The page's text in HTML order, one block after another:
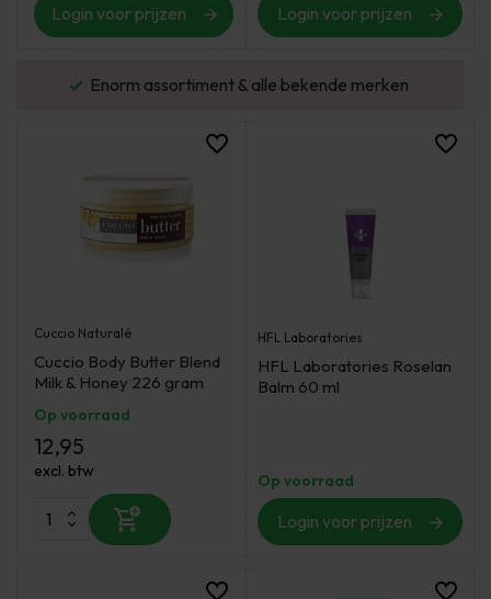
Login voor prijzen Login voor prijzen
Enorm assortiment & alle bekende merken
Cuccio Naturalé
Cuccio Body Butter Blend
Milk & Honey 226 gram
Op voorraad
12,95
excl. btw
HFL Laboratories
HFL Laboratories Roselan
Balm 60 ml
Op voorraad
Login voor prijzen